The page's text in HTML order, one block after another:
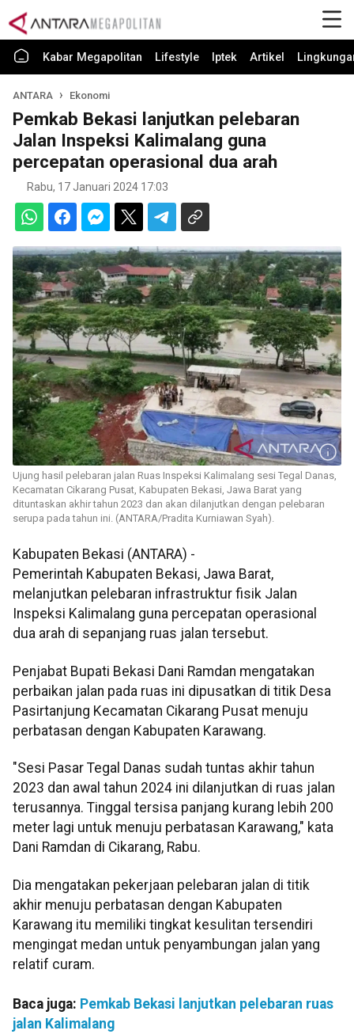
Kabar Megapolitan Lifestyle Iptek Artikel
ANTARA Ekonomi
Pemkab Bekasi lanjutkan pelebaran
Jalan Inspeksi Kalimalang guna
percepatan operasional dua arah
Rabu, 17 Januari 2024 17:03
Ujung hasil pelebaran jalan Ruas Inspeksi Kalimalang sesi Tegal Danas,
Kecamatan Cikarang Pusat, Kabupaten Bekasi, Jawa Barat yang
dituntaskan akhir tahun 2023 dan akan dilanjutkan dengan pelebaran
serupa pada tahun ini. (ANTARA/Pradita Kurniawan Syah).
Kabupaten Bekasi (ANTARA) -
Pemerintah Kabupaten Bekasi, Jawa Barat,
melanjutkan pelebaran infrastruktur fisik Jalan
Inspeksi Kalimalang guna percepatan operasional
dua arah di sepanjang ruas jalan tersebut.
Penjabat Bupati Bekasi Dani Ramdan mengatakan
perbaikan jalan pada ruas ini dipusatkan di titik Desa
Pasirtanjung Kecamatan Cikarang Pusat menuju
perbatasan dengan Kabupaten Karawang.
"Sesi Pasar Tegal Danas sudah tuntas akhir tahun
2023 dan awal tahun 2024 ini dilanjutkan di ruas jalan
terusannya. Tinggal tersisa panjang kurang lebih 200
meter lagi untuk menuju perbatasan Karawang," kata
Dani Ramdan di Cikarang, Rabu.
Dia mengatakan pekerjaan pelebaran jalan di titik
akhir menuju perbatasan dengan Kabupaten
Karawang itu memiliki tingkat kesulitan tersendiri
mengingat medan untuk penyambungan jalan yang
relatif curam.
Baca juga: Pemkab Bekasi lanjutkan pelebaran ruas
jalan Kalimalang